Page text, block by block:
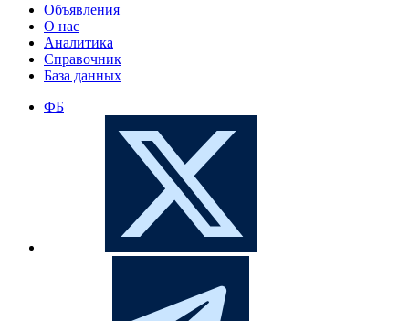
Объявления
О нас
Аналитика
Справочник
База данных
ФБ